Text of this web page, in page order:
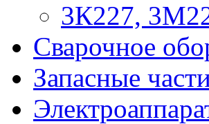
3К227,
Сварочное
Запасные